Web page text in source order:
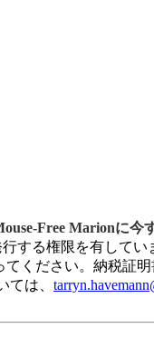
Free Marionに今
する権限を有して
ください。納税
は、